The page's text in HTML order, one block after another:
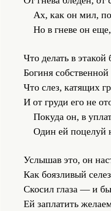
Ах, как он мил,
Но в гневе он
Что делать в этакой
Богиня
Что слез, катящих
И от груди его не
Покуда он, в
Один ей поцелуй
Услышав это, он
Как боязливый
Скосил глаза — и
Ей заплатить